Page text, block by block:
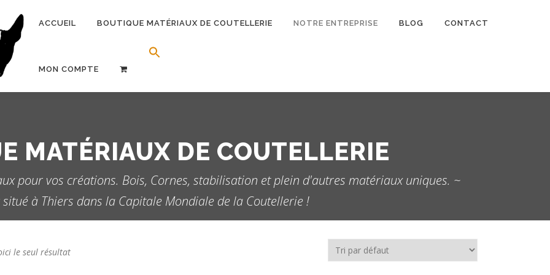
ACCUEIL BOUTIQUE MATÉRIAUX DE COUTELLERIE NOTRE ENTREPRISE BLOG CONTACT
MON COMPTE
MATÉRIAUX DE COUTELLERIE
pour vos créations. Bois, Cornes, stabilisation et plein d'autres matériaux uniques. ~
à Thiers dans la Capitale Mondiale de la Coutellerie !
le seul résultat